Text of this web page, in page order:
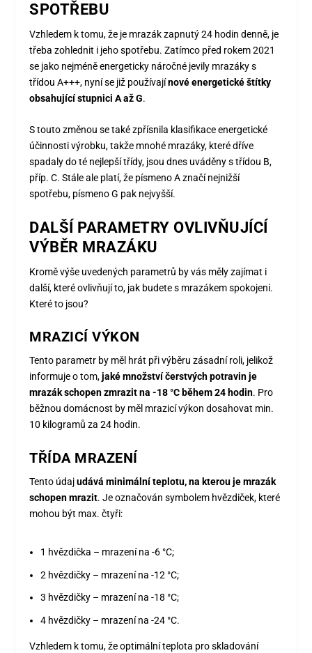
SPOTŘEBU
Vzhledem k tomu, že je mrazák zapnutý 24 hodin denně, je
třeba zohlednit i jeho spotřebu. Zatímco před rokem 2021
se jako nejméně energeticky náročné jevily mrazáky s
třídou A+++, nyní se již používajínové energetické štítky
obsahující stupnici A až G.
S touto změnou se také zpřísnila klasifikace energetické
účinnosti výrobku, takže mnohé mrazáky, které dříve
spadaly do té nejlepší třídy, jsou dnes uváděny s třídou B,
příp. C. Stále ale platí, že písmeno A značí nejnižší
spotřebu, písmeno G pak nejvyšší.
DALŠÍ PARAMETRY OVLIVŇUJÍCÍ
VÝBĚR MRAZÁKU
Kromě výše uvedených parametrů by vás měly zajímat i
další, které ovlivňují to, jak budete s mrazákem spokojeni.
Které to jsou?
MRAZICÍ VÝKON
Tento parametr by měl hrát při výběru zásadní roli, jelikož
informuje o tom,jaké množství čerstvých potravin je
mrazák schopen zmrazit na -18 °C během 24 hodin. Pro
běžnou domácnost by měl mrazicí výkon dosahovat min.
10 kilogramů za 24 hodin.
TŘÍDA MRAZENÍ
Tento údajudává minimální teplotu, na kterou je mrazák
schopen mrazit. Je označován symbolem hvězdiček, které
mohou být max. čtyři:
1 hvězdička – mrazení na -6 °C;
2 hvězdičky – mrazení na -12 °C;
3 hvězdičky – mrazení na -18 °C;
4 hvězdičky – mrazení na -24 °C.
Vzhledem k tomu, že optimální teplota pro skladování